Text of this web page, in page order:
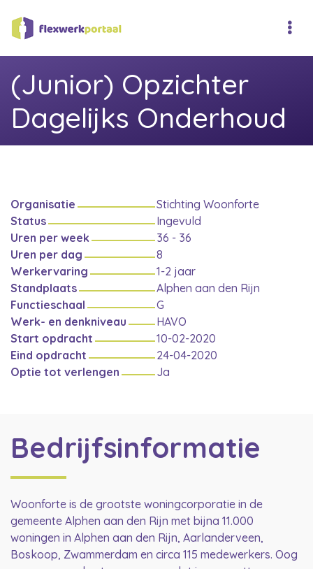
(Junior) Opzichter
Dagelijks Onderhoud
Organisatie
Stichting Woonforte
Status
Ingevuld
Uren per week
36 - 36
Uren per dag
8
Werkervaring
1-2 jaar
Standplaats
Alphen aan den Rijn
Functieschaal
G
Werk- en denkniveau
HAVO
Start opdracht
10-02-2020
Eind opdracht
24-04-2020
Optie tot verlengen
Ja
Bedrijfsinformatie
Woonforte is de grootste woningcorporatie in de
gemeente Alphen aan den Rijn met bijna 11.000
woningen in Alphen aan den Rijn, Aarlanderveen,
Boskoop, Zwammerdam en circa 115 medewerkers. Oog